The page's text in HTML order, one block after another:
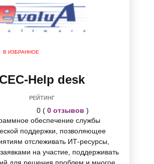
В ИЗБРАННОЕ
CEC-Help desk
РЕЙТИНГ
0 ( 0 отзывов )
обеспечение службы
поддержки, позволяющее
отслеживать ИТ-ресурсы,
на участие, поддерживать